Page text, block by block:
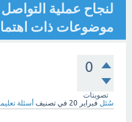
لنجاح عملية
موضوعات ذات
0
تصويتات
سُئل فبراير 20 في تصنيف أسئلة